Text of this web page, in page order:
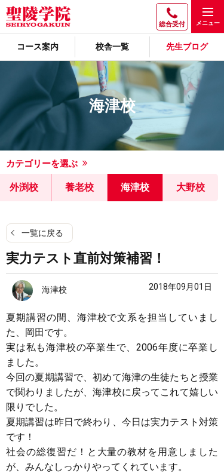
総合受付
コース案内 校舎一覧 先生ブログ
海津校
カテゴリーを選ぶ
外渕校 養老校 海津校 大野校
一覧に戻る
実力テスト直前対策補習！
海津校 2018年09月01日
夏期講習の間、海津校で文系を担当していまし
た、岡田です。
実は私も海津校の卒業生で、2006年度に卒業し
ました。
今回の夏期講習で、初めて海津の生徒たちと授業
で関わりましたが、海津校に戻ってこれて嬉しい
限りでした。
夏期講習は昨日で終わり、今日は実力テスト対策
です！
社会の総復習だ！と大量の教材を用意しました
が、みんなしっかりやってくれています。